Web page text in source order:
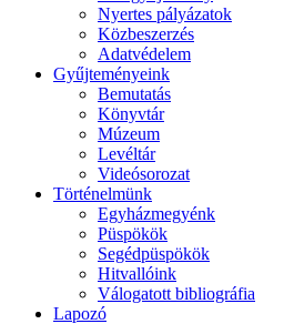
Nyertes pályázatok
Közbeszerzés
Adatvédelem
Gyűjteményeink
Bemutatás
Könyvtár
Múzeum
Levéltár
Videósorozat
Történelmünk
Egyházmegyénk
Püspökök
Segédpüspökök
Hitvallóink
Válogatott bibliográfia
Lapozó